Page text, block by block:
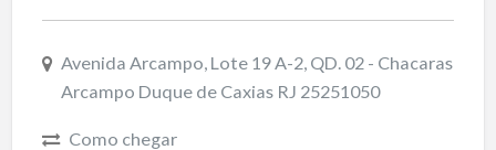
Avenida Arcampo, Lote 19 A-2, QD. 02 - Chacaras
Arcampo Duque de Caxias RJ 25251050
Como chegar